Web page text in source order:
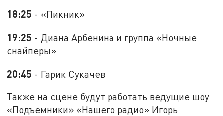
18:25 - «Пикник»
19:25 - Диана Арбенина и группа «Ночные
снайперы»
20:45 - Гарик Сукачев
Также на сцене будут работать ведущие шоу
«Подъемники» «Нашего радио» Игорь